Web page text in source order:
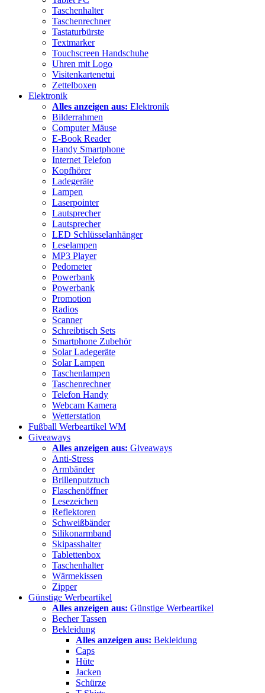
Taschenhalter
Taschenrechner
Tastaturbürste
Textmarker
Touchscreen Handschuhe
Uhren mit Logo
Visitenkartenetui
Zettelboxen
Elektronik
Alles anzeigen aus: Elektronik
Bilderrahmen
Computer Mäuse
E-Book Reader
Handy Smartphone
Internet Telefon
Kopfhörer
Ladegeräte
Lampen
Laserpointer
Lautsprecher
Lautsprecher
LED Schlüsselanhänger
Leselampen
MP3 Player
Pedometer
Powerbank
Powerbank
Promotion
Radios
Scanner
Schreibtisch Sets
Smartphone Zubehör
Solar Ladegeräte
Solar Lampen
Taschenlampen
Taschenrechner
Telefon Handy
Webcam Kamera
Wetterstation
Fußball Werbeartikel WM
Giveaways
Alles anzeigen aus: Giveaways
Anti-Stress
Armbänder
Brillenputztuch
Flaschenöffner
Lesezeichen
Reflektoren
Schweißbänder
Silikonarmband
Skipasshalter
Tablettenbox
Taschenhalter
Wärmekissen
Zipper
Günstige Werbeartikel
Alles anzeigen aus: Günstige Werbeartikel
Becher Tassen
Bekleidung
Alles anzeigen aus: Bekleidung
Caps
Hüte
Jacken
Schürze